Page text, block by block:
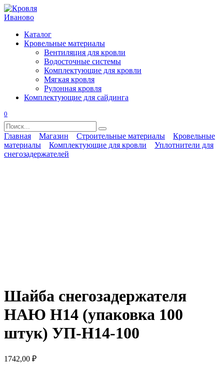
Перейти
к
Каталог
Кровельные материалы
Вентиляция для кровли
Водосточные системы
Комплектующие для кровли
Мягкая кровля
Рулонная кровля
Комплектующие для сайдинга
0
Search
for:
Главная Магазин Строительные материалы
Кровельные
материалы
Комплектующие для кровли
Уплотнители для
снегозадержателей
Шайба снегозадержателя
НАЮ Н14 (упаковка 100
штук) УП-Н14-100
1742,00 ₽